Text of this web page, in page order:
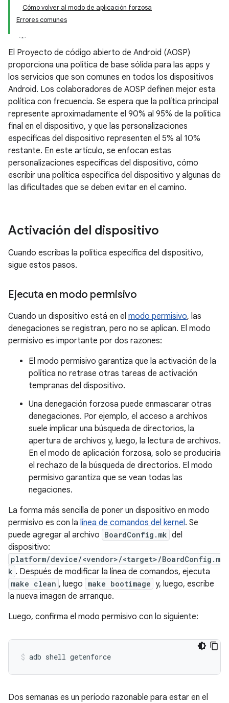
Cómo volver al modo de aplicación forzosa
Errores comunes
El Proyecto de código abierto de Android (AOSP)
proporciona una política de base sólida para las apps y
los servicios que son comunes en todos los dispositivos
Android. Los colaboradores de AOSP definen mejor esta
política con frecuencia. Se espera que la política principal
represente aproximadamente el 90% al 95% de la política
final en el dispositivo, y que las personalizaciones
específicas del dispositivo representen el 5% al 10%
restante. En este artículo, se enfocan estas
personalizaciones específicas del dispositivo, cómo
escribir una política específica del dispositivo y algunas de
las dificultades que se deben evitar en el camino.
Activación del dispositivo
Cuando escribas la política específica del dispositivo,
sigue estos pasos.
Ejecuta en modo permisivo
Cuando un dispositivo está en el modo permisivo, las
denegaciones se registran, pero no se aplican. El modo
permisivo es importante por dos razones:
El modo permisivo garantiza que la activación de la
política no retrase otras tareas de activación
tempranas del dispositivo.
Una denegación forzosa puede enmascarar otras
denegaciones. Por ejemplo, el acceso a archivos
suele implicar una búsqueda de directorios, la
apertura de archivos y, luego, la lectura de archivos.
En el modo de aplicación forzosa, solo se produciría
el rechazo de la búsqueda de directorios. El modo
permisivo garantiza que se vean todas las
negaciones.
La forma más sencilla de poner un dispositivo en modo
permisivo es con la línea de comandos del kernel. Se
puede agregar al archivo BoardConfig.mk del
dispositivo:
platform/device/<vendor>/<target>/BoardConfig.m
k . Después de modificar la línea de comandos, ejecuta
make clean , luego make bootimage y, luego, escribe
la nueva imagen de arranque.
Luego, confirma el modo permisivo con lo siguiente:
Dos semanas es un período razonable para estar en el